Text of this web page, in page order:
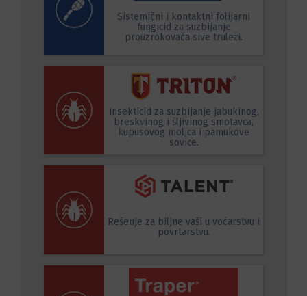
Sistemični i kontaktni folijarni
fungicid za suzbijanje
prouzrokovača sive truleži.
Insekticid za suzbijanje jabukinog,
breskvinog i šljivinog smotavca,
kupusovog moljca i pamukove
sovice.
Rešenje za biljne vaši u voćarstvu i
povrtarstvu.